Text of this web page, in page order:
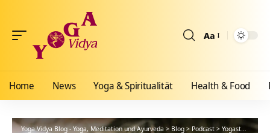
Aa
Home News Yoga & Spiritualität Health & Food
Yoga Vidya Blog - Yoga, Meditation und Ayurveda > Blog > Podcast > Yogastunde >